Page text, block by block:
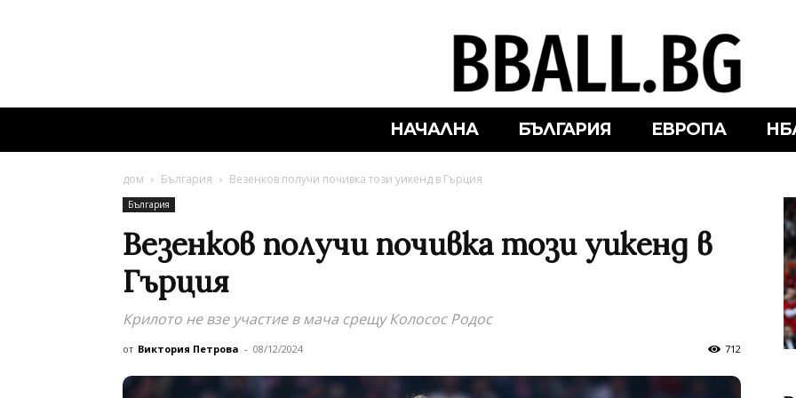
НАЧАЛНА БЪЛГАРИЯ ЕВРОПА
дом България Везенков получи почивка този уикенд в Гърция
България
Везенков получи почивка този уикенд в
Гърция
Крилото не взе участие в мача срещу Колосос Родос
от Виктория Петрова - 08/12/2024 712